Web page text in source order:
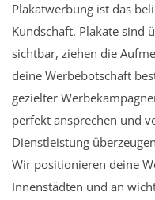
Plakatwerbung ist das
Kundschaft. Plakate sind
sichtbar, ziehen die
deine Werbebotschaft
gezielter
perfekt ansprechen und
Dienstleistung
Wir positionieren deine
Innenstädten und an